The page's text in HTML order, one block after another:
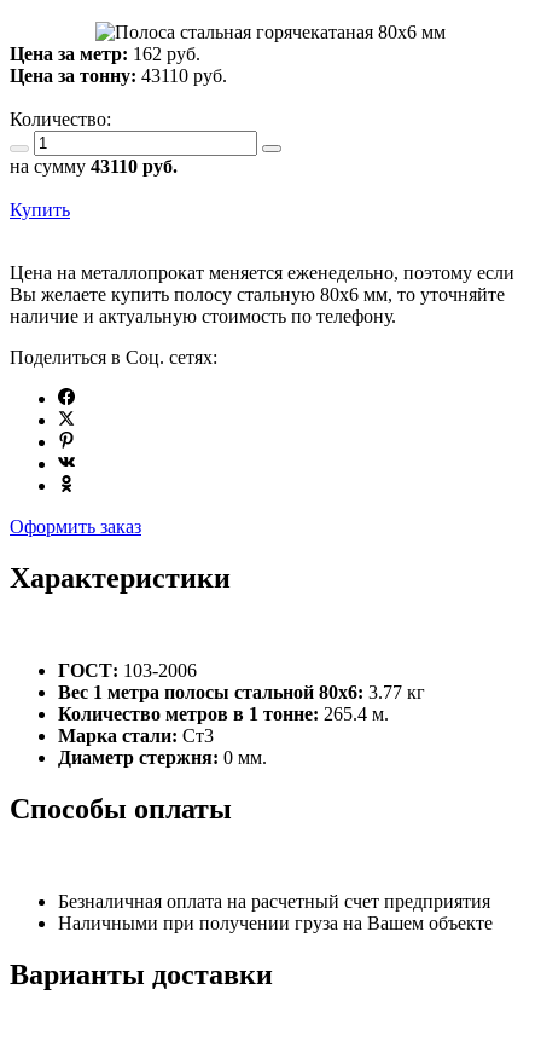
Цена за метр: 162 руб.
Цена за тонну: 43110 руб.
Количество:
на сумму 43110 руб.
Купить
Цена на металлопрокат меняется еженедельно, поэтому если
Вы желаете купить полосу стальную 80х6 мм, то уточняйте
наличие и актуальную стоимость по телефону.
Поделиться в Соц. сетях:
Оформить заказ
Характеристики
ГОСТ: 103-2006
Вес 1 метра полосы стальной 80х6: 3.77 кг
Количество метров в 1 тонне: 265.4 м.
Марка стали: Ст3
Диаметр стержня: 0 мм.
Способы оплаты
Безналичная оплата на расчетный счет предприятия
Наличными при получении груза на Вашем объекте
Варианты доставки